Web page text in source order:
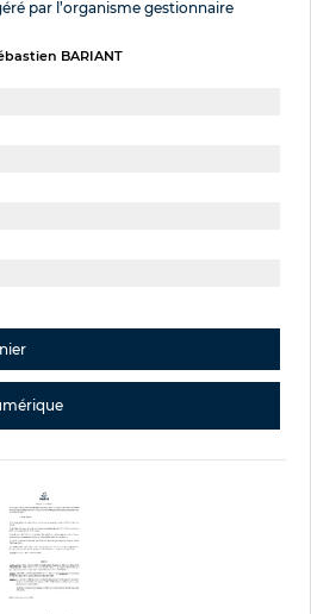
par l’organisme gestionnaire
BARIANT